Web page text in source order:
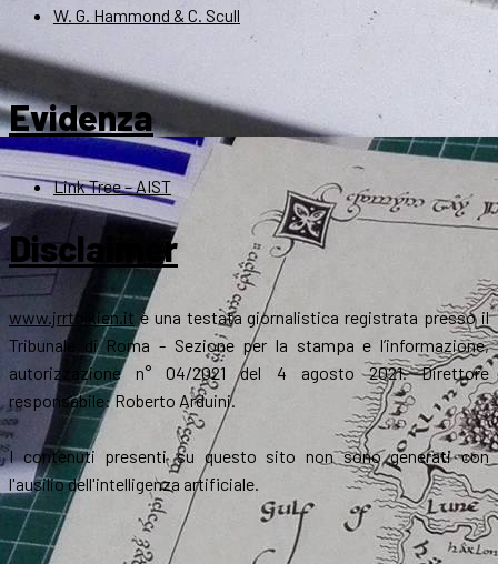
W. G. Hammond & C. Scull
Evidenza
Link Tree – AIST
Disclaimer
www.jrrtolkien.it è una testata giornalistica registrata presso il
Tribunale di Roma - Sezione per la stampa e l’informazione,
autorizzazione n° 04/2021 del 4 agosto 2021. Direttore
responsabile: Roberto Arduini.
I contenuti presenti su questo sito non sono generati con
l'ausilio dell'intelligenza artificiale.